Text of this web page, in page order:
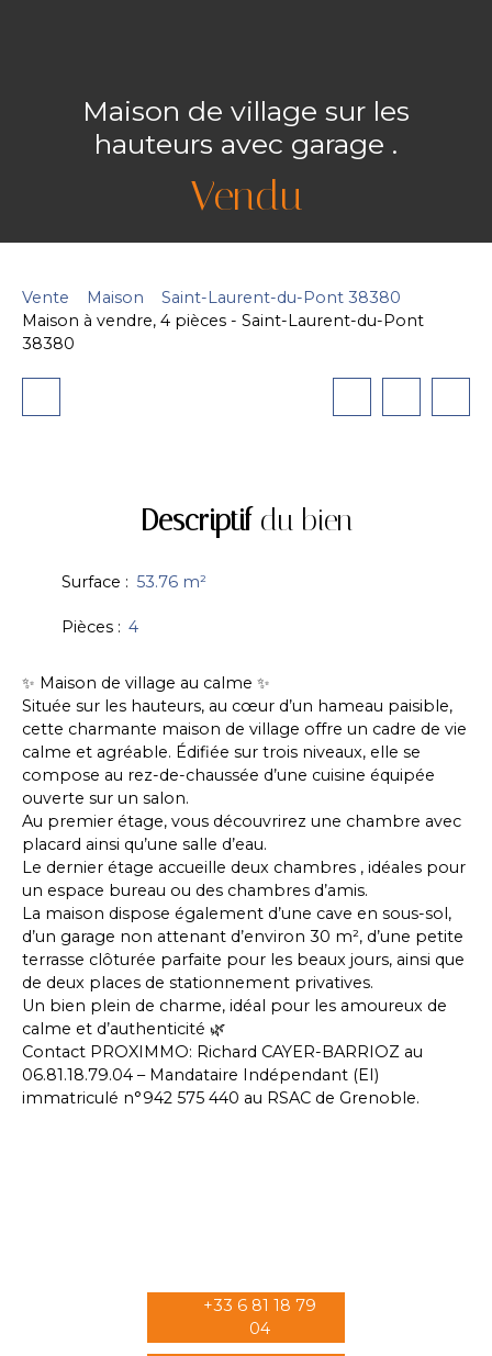
Maison de village sur les
hauteurs avec garage .
Vendu
Vente Maison
Saint-Laurent-du-Pont 38380
Maison à vendre, 4 pièces - Saint-Laurent-du-Pont
38380
Descriptifdu bien
Surface : 53.76 m²
Pièces : 4
✨ Maison de village au calme ✨
Située sur les hauteurs, au cœur d’un hameau paisible,
cette charmante maison de village offre un cadre de vie
calme et agréable. Édifiée sur trois niveaux, elle se
compose au rez-de-chaussée d’une cuisine équipée
ouverte sur un salon.
Au premier étage, vous découvrirez une chambre avec
placard ainsi qu’une salle d’eau.
Le dernier étage accueille deux chambres , idéales pour
un espace bureau ou des chambres d’amis.
La maison dispose également d’une cave en sous-sol,
d’un garage non attenant d’environ 30 m², d’une petite
terrasse clôturée parfaite pour les beaux jours, ainsi que
de deux places de stationnement privatives.
Un bien plein de charme, idéal pour les amoureux de
calme et d’authenticité 🌿
Contact PROXIMMO: Richard CAYER-BARRIOZ au
06.81.18.79.04 – Mandataire Indépendant (EI)
immatriculé n°942 575 440 au RSAC de Grenoble.
+33 6 81 18 79
04